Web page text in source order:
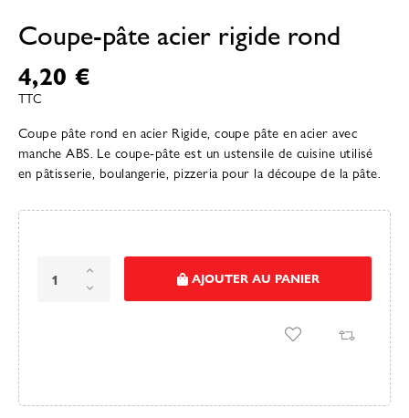
Coupe-pâte acier rigide rond
4,20 €
TTC
Coupe pâte rond en acier Rigide, coupe pâte en acier avec
manche ABS. Le coupe-pâte est un ustensile de cuisine utilisé
en pâtisserie, boulangerie, pizzeria pour la découpe de la pâte.
AJOUTER AU PANIER